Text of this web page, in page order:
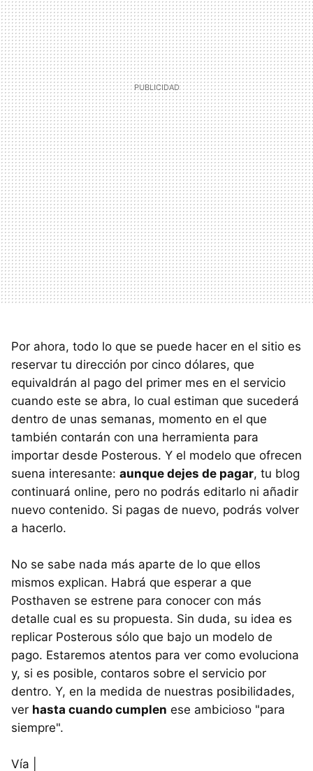
Por ahora, todo lo que se puede hacer en el sitio es
reservar tu dirección por cinco dólares, que
equivaldrán al pago del primer mes en el servicio
cuando este se abra, lo cual estiman que sucederá
dentro de unas semanas, momento en el que
también contarán con una herramienta para
importar desde Posterous. Y el modelo que ofrecen
suena interesante: aunque dejes de pagar, tu blog
continuará online, pero no podrás editarlo ni añadir
nuevo contenido. Si pagas de nuevo, podrás volver
a hacerlo.
No se sabe nada más aparte de lo que ellos
mismos explican. Habrá que esperar a que
Posthaven se estrene para conocer con más
detalle cual es su propuesta. Sin duda, su idea es
replicar Posterous sólo que bajo un modelo de
pago. Estaremos atentos para ver como evoluciona
y, si es posible, contaros sobre el servicio por
dentro. Y, en la medida de nuestras posibilidades,
ver hasta cuando cumplen ese ambicioso "para
siempre".
Vía |